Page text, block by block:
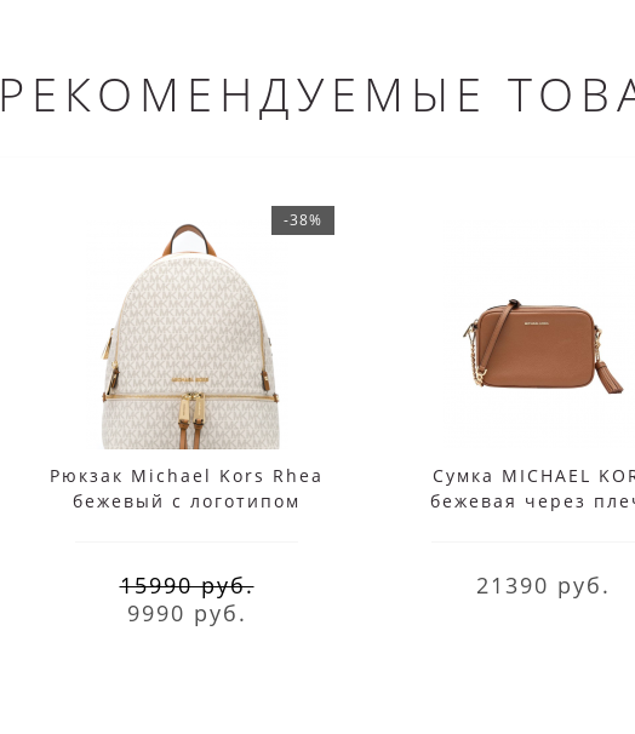
РЕКОМЕНДУЕМЫЕ
-38%
Рюкзак Michael Kors Rhea
бежевый с логотипом
15990 руб.
9990 руб.
Сумка MICHAEL
бежевая через
21390 руб.